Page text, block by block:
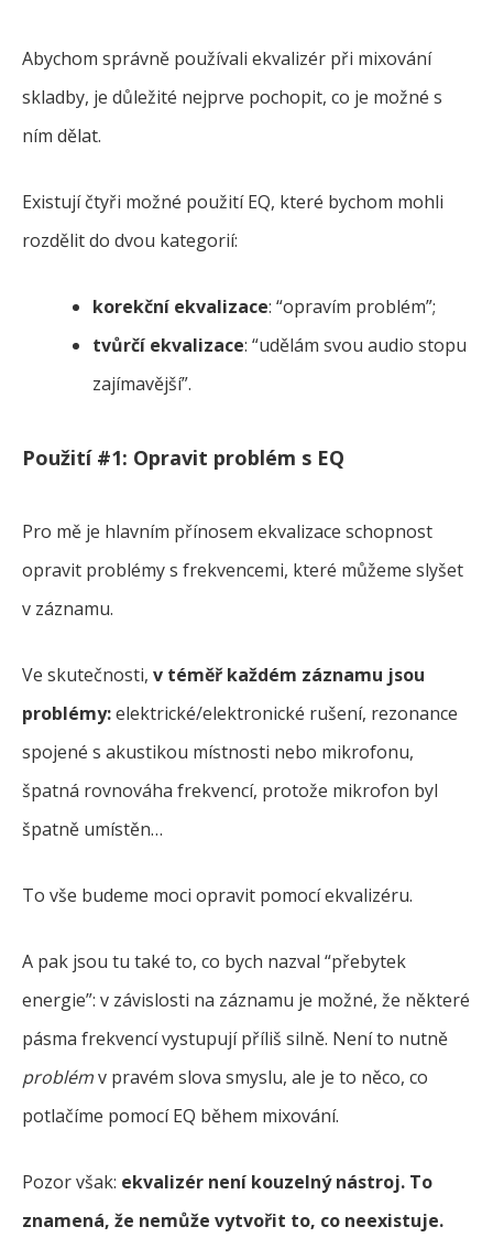
Abychom správně používali ekvalizér při mixování
skladby, je důležité nejprve pochopit, co je možné s
ním dělat.
Existují čtyři možné použití EQ, které bychom mohli
rozdělit do dvou kategorií:
korekční ekvalizace: “opravím problém”;
tvůrčí ekvalizace: “udělám svou audio stopu
zajímavější”.
Použití #1: Opravit problém s EQ
Pro mě je hlavním přínosem ekvalizace schopnost
opravit problémy s frekvencemi, které můžeme slyšet
v záznamu.
Ve skutečnosti, v téměř každém záznamu jsou
problémy:elektrické/elektronické rušení, rezonance
spojené s akustikou místnosti nebo mikrofonu,
špatná rovnováha frekvencí, protože mikrofon byl
špatně umístěn…
To vše budeme moci opravit pomocí ekvalizéru.
A pak jsou tu také to, co bych nazval “přebytek
energie”: v závislosti na záznamu je možné, že některé
pásma frekvencí vystupují příliš silně. Není to nutně
problémv pravém slova smyslu, ale je to něco, co
potlačíme pomocí EQ během mixování.
Pozor však: ekvalizér není kouzelný nástroj. To
znamená, že nemůže vytvořit to, co neexistuje.